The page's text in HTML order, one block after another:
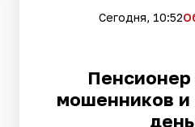
Сегодня, 10:52
мошенников и